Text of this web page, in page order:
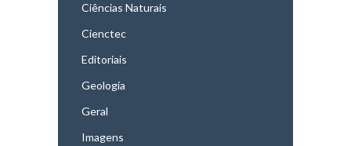
Ciências Naturais
Cienctec
Editoriais
Geologia
Geral
Imagens